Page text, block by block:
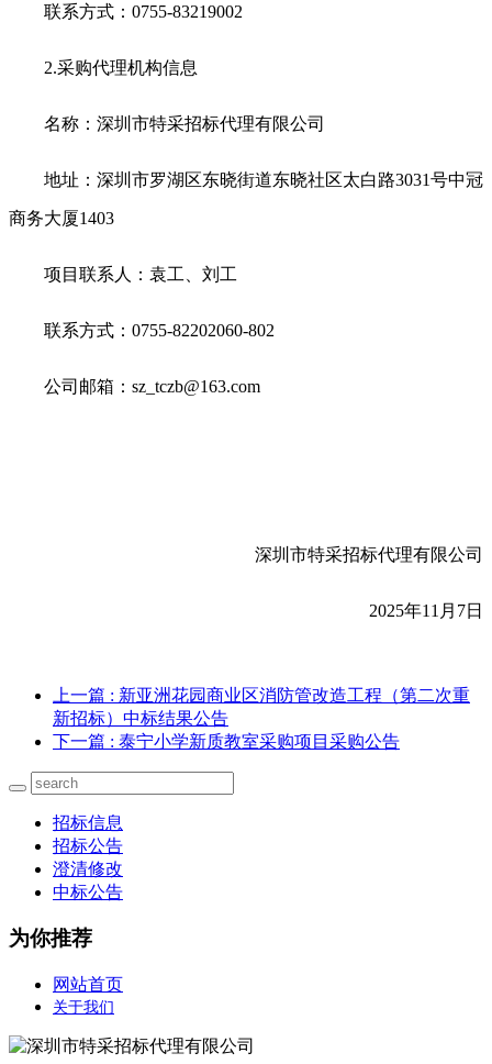
联系方式：0755-83219002
2.采购代理机构信息
名称：深圳市特采招标代理有限公司
地址：深圳市罗湖区东晓街道东晓社区太白路3031号中冠
商务大厦1403
项目联系人：袁工、刘工
联系方式：0755-82202060-802
公司邮箱：sz_tczb@163.com
深圳市特采招标代理有限公司
2025年11月7日
上一篇 : 新亚洲花园商业区消防管改造工程（第二次重
新招标）中标结果公告
下一篇 : 泰宁小学新质教室采购项目采购公告
招标信息
招标公告
澄清修改
中标公告
为你推荐
网站首页
关于我们